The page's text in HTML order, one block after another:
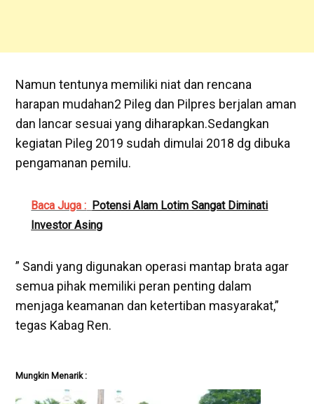
Namun tentunya memiliki niat dan rencana
harapan mudahan2 Pileg dan Pilpres berjalan aman
dan lancar sesuai yang diharapkan.Sedangkan
kegiatan Pileg 2019 sudah dimulai 2018 dg dibuka
pengamanan pemilu.
Baca Juga : Potensi Alam Lotim Sangat Diminati
Investor Asing
” Sandi yang digunakan operasi mantap brata agar
semua pihak memiliki peran penting dalam
menjaga keamanan dan ketertiban masyarakat,”
tegas Kabag Ren.
Mungkin Menarik :